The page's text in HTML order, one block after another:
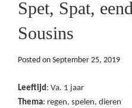
Spet, Spat,
Sousins
Posted on September 25, 2019
Leeftijd: Va. 1 jaar
Thema: regen, spelen, dieren